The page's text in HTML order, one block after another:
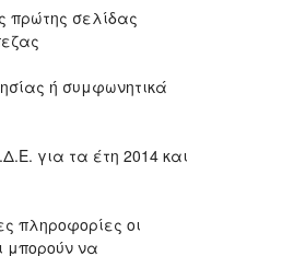
πρώτης σελίδας
ή συμφωνητικά
για τα έτη 2014 και
πληροφορίες οι
μπορούν να